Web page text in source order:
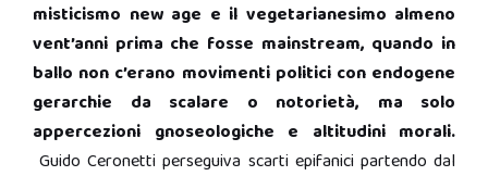
misticismo new age e il vegetarianesimo almeno
vent’anni prima che fosse mainstream, quando in
ballo non c’erano movimenti politici con endogene
gerarchie da scalare o notorietà, ma solo
appercezioni gnoseologiche e altitudini morali.
Guido Ceronetti perseguiva scarti epifanici partendo dal